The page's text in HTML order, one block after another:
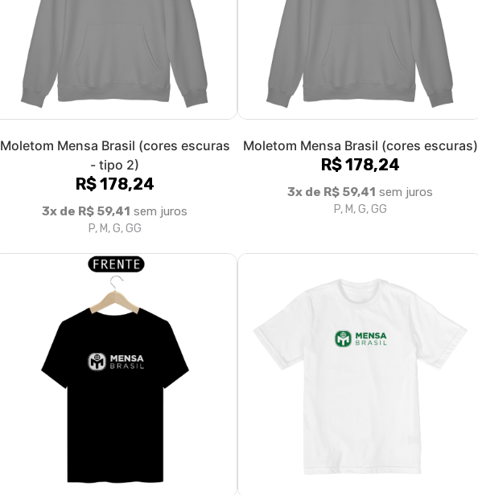
Moletom Mensa Brasil (cores escuras
- tipo 2)
R$ 178,24
3x de R$ 59,41 sem juros
P, M, G, GG
Moletom Mensa Brasil (cores escuras)
R$ 178,24
3x de R$ 59,41 sem juros
P, M, G, GG